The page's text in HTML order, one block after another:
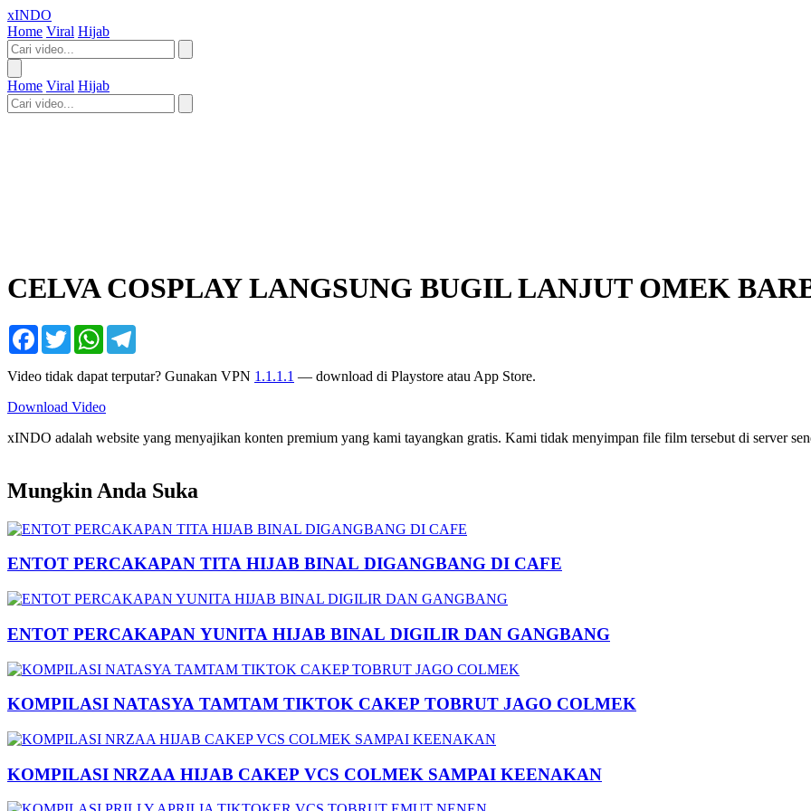
xINDO
Home Viral Hijab
Home Viral Hijab
CELVA COSPLAY LANGSUNG BUGIL LANJUT OMEK
Facebook
TwitterWhatsApp
Video tidak dapat terputar? Gunakan VPN 1.1.1.1 — download di Playstore atau App Store.
Download Video
xINDO adalah website yang menyajikan konten premium yang kami tayangkan gratis. Kami tidak menyimpan file film tersebut di server
Mungkin Anda Suka
ENTOT PERCAKAPAN TITA HIJAB BINAL DIGANGBANG DI CAFE
ENTOT PERCAKAPAN YUNITA HIJAB BINAL DIGILIR DAN GANGBANG
KOMPILASI NATASYA TAMTAM TIKTOK CAKEP TOBRUT JAGO COLMEK
KOMPILASI NRZAA HIJAB CAKEP VCS COLMEK SAMPAI KEENAKAN